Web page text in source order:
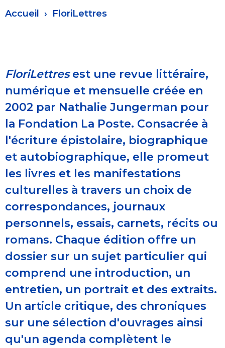
Fil
Accueil FloriLettres
FloriLettresest une revue littéraire,
numérique et mensuelle créée en
2002 par Nathalie Jungerman pour
la Fondation La Poste. Consacrée à
l'écriture épistolaire, biographique
et autobiographique, elle promeut
les livres et les manifestations
culturelles à travers un choix de
correspondances, journaux
personnels, essais, carnets, récits ou
romans. Chaque édition offre un
dossier sur un sujet particulier qui
comprend une introduction, un
entretien, un portrait et des extraits.
Un article critique, des chroniques
sur une sélection d'ouvrages ainsi
qu'un agenda complètent le